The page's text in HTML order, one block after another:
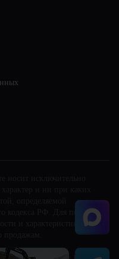
кодекса РФ. Для получения
и характеристиках